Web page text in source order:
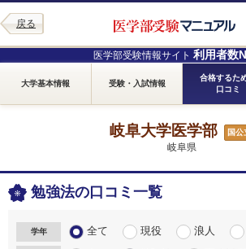
戻る
医学部受験情報サイト 利用者数
大学基本情報 受験・入試情報
合格するた
口コミ
岐阜大学医学部 国公
岐阜県
勉強法の口コミ一覧
学年 全て 現役 浪人